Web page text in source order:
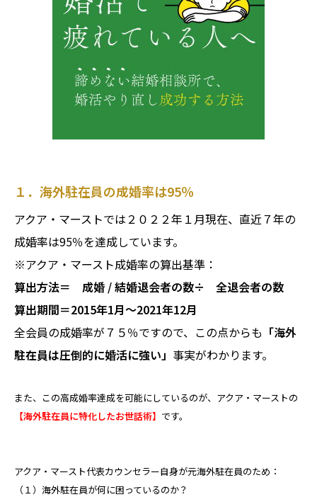
１．海外駐在員の成婚率は95％
アクア・マーストでは２０２２年１月現在、直近７年の
成婚率は95％を達成しています。
※アクア・マースト成婚率の算出基準：
算出方法＝ 成婚 / 結婚退会者の数÷ 全退会者の数
算出期間＝2015年1月～2021年12月
全会員の成婚率が７５％ですので、この点からも 「海外
駐在員は圧倒的に婚活に強い」 事実がわかります。
また、この高成婚率達成を可能にしているのが、アクア・マーストの
【海外駐在員に特化したお世話術】 です。
アクア・マースト代表カウンセラー自身が元海外駐在員のため：
（１）海外駐在員が何に困っているのか？